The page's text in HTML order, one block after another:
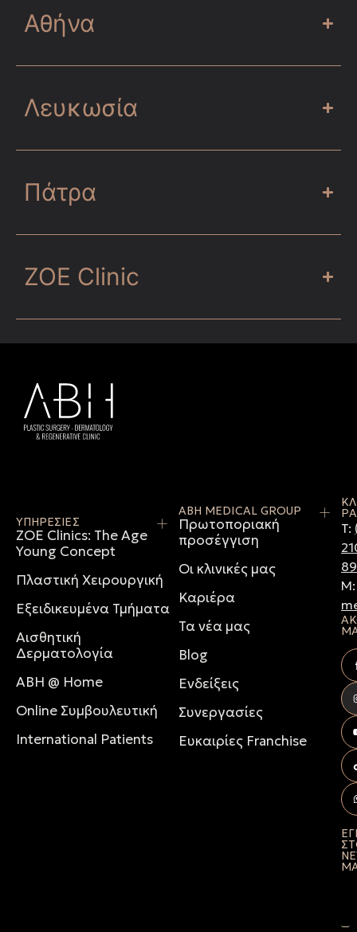
Αθήνα
Λευκωσία
Πάτρα
ZOE Clinic
ΥΠΗΡΕΣΙΕΣ
ZOE Clinics: The Age
Young Concept
Πλαστική Χειρουργική
Εξειδικευμένα Τμήματα
Αισθητική
Δερματολογία
ABH @ Home
Online Συμβουλευτική
International Patients
ABH MEDICAL GROUP
Πρωτοποριακή
προσέγγιση
Οι κλινικές μας
Καριέρα
Τα νέα μας
Blog
Ενδείξεις
Συνεργασίες
Ευκαιρίες Franchise
T: